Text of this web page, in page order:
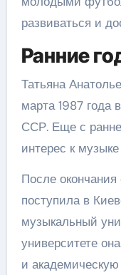
развиваться и
Ранние
Татьяна
марта 1987 года
ССР. Еще с
интерес к
После
поступила в
музыкальный
университете
и